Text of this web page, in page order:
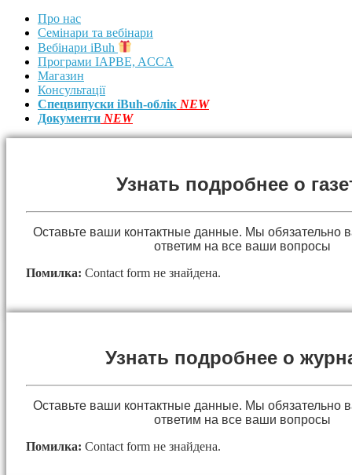
Про нас
Семінари та вебінари
Вебінари iBuh
Програми IAPBE, ACCA
Магазин
Консультації
Спецвипуски iBuh-облік NEW
Документи NEW
Узнать подробнее о
Оставьте ваши контактные данные. Мы обязательно
ответим на все ваши вопросы
Помилка: Contact form не знайдена.
Узнать подробнее о
Оставьте ваши контактные данные. Мы обязательно
ответим на все ваши вопросы
Помилка: Contact form не знайдена.